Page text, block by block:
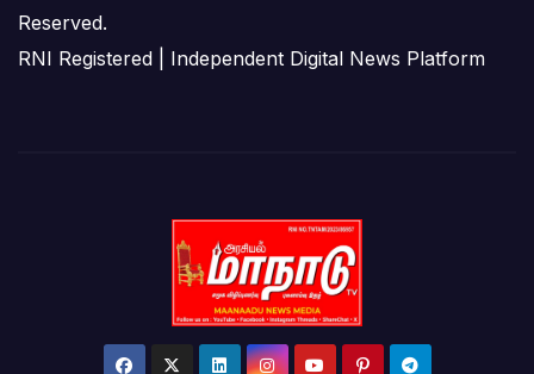
Reserved.
RNI Registered | Independent Digital News Platform